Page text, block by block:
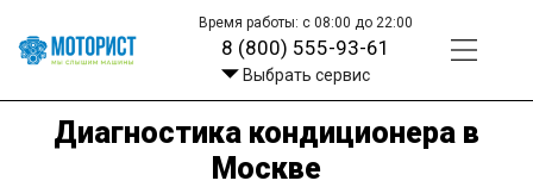
Время работы: с 08:00 до 22:00
8 (800) 555-93-61
Выбрать сервис
Диагностика кондиционера в
Москве